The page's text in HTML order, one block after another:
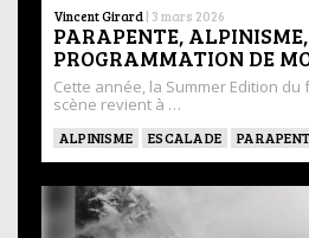
Vincent Girard | 3 mars 2026
PARAPENTE,
PROGRAMMATION DE
Cette année, la Summer Edition
scène revient à …
ALPINISME ESCALADE